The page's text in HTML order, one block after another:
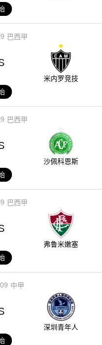
巴西甲
米内罗竞技
巴西甲
沙佩科恩斯
巴西甲
弗鲁米嫩塞
中甲
深圳青年人